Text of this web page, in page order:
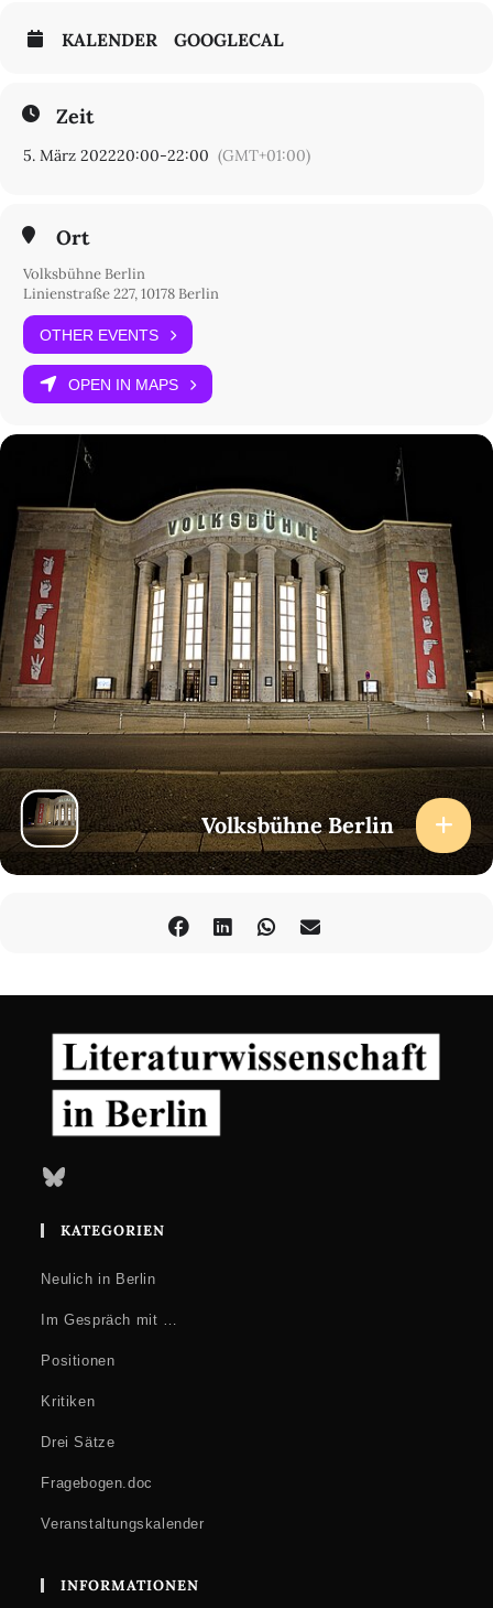
Wirken unter der Maßgabe der Kunst als politische Intervention
in einen kontemporären Kontext.
KALENDER GOOGLECAL
Zeit
5. März 202220:00-22:00 (GMT+01:00)
Ort
Volksbühne Berlin
Linienstraße 227, 10178 Berlin
OTHER EVENTS
OPEN IN MAPS
Volksbühne Berlin
Bluesky
KATEGORIEN
Neulich in Berlin
Im Gespräch mit …
Positionen
Kritiken
Drei Sätze
Fragebogen.doc
Veranstaltungskalender
INFORMATIONEN